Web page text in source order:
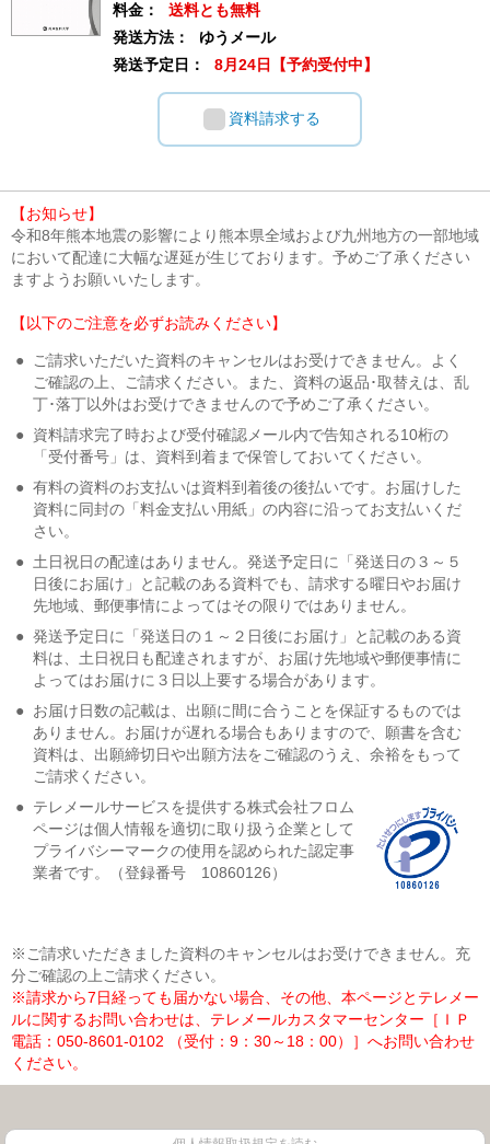
料金：
送料とも無料
発送方法：
ゆうメール
発送予定日：
8月24日【予約受付中】
資料請求する
【お知らせ】
令和8年熊本地震の影響により熊本県全域および九州地方の一部地域
において配達に大幅な遅延が生じております。予めご了承ください
ますようお願いいたします。
【以下のご注意を必ずお読みください】
●
ご請求いただいた資料のキャンセルはお受けできません。よく
ご確認の上、ご請求ください。また、資料の返品･取替えは、乱
丁･落丁以外はお受けできませんので予めご了承ください。
● 資料請求完了時および受付確認メール内で告知される10桁の
「受付番号」は、資料到着まで保管しておいてください。
● 有料の資料のお支払いは資料到着後の後払いです。お届けした
資料に同封の「料金支払い用紙」の内容に沿ってお支払いくだ
さい。
● 土日祝日の配達はありません。発送予定日に「発送日の３～５
日後にお届け」と記載のある資料でも、請求する曜日やお届け
先地域、郵便事情によってはその限りではありません。
● 発送予定日に「発送日の１～２日後にお届け」と記載のある資
料は、土日祝日も配達されますが、お届け先地域や郵便事情に
よってはお届けに３日以上要する場合があります。
● お届け日数の記載は、出願に間に合うことを保証するものでは
ありません。お届けが遅れる場合もありますので、願書を含む
資料は、出願締切日や出願方法をご確認のうえ、余裕をもって
ご請求ください。
● テレメールサービスを提供する株式会社フロム
ページは個人情報を適切に取り扱う企業として
プライバシーマークの使用を認められた認定事
業者です。（登録番号 10860126）
※ご請求いただきました資料のキャンセルはお受けできません。充
分ご確認の上ご請求ください。
※請求から7日経っても届かない場合、その他、本ページとテレメー
ルに関するお問い合わせは、テレメールカスタマーセンター［ＩＰ
電話：050-8601-0102 （受付：9：30～18：00）］へお問い合わせ
ください。